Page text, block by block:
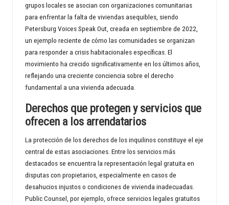
grupos locales se asocian con organizaciones comunitarias
para enfrentar la falta de viviendas asequibles, siendo
Petersburg Voices Speak Out, creada en septiembre de 2022,
un ejemplo reciente de cómo las comunidades se organizan
para responder a crisis habitacionales específicas. El
movimiento ha crecido significativamente en los últimos años,
reflejando una creciente conciencia sobre el derecho
fundamental a una vivienda adecuada.
Derechos que protegen y servicios que
ofrecen a los arrendatarios
La protección de los derechos de los inquilinos constituye el eje
central de estas asociaciones. Entre los servicios más
destacados se encuentra la representación legal gratuita en
disputas con propietarios, especialmente en casos de
desahucios injustos o condiciones de vivienda inadecuadas.
Public Counsel, por ejemplo, ofrece servicios legales gratuitos